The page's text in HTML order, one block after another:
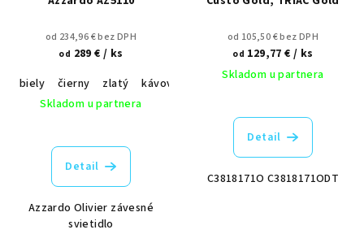
od 234,96 € bez DPH
od 289 € / ks
biely
čierny zlatý kávový
Skladom u partnera
Detail
Azzardo Olivier závesné
svietidlo
od 105,50 € bez DPH
od 129,77 €/ ks
Skladom u partnera
Detail
C3818171O C3818171ODT